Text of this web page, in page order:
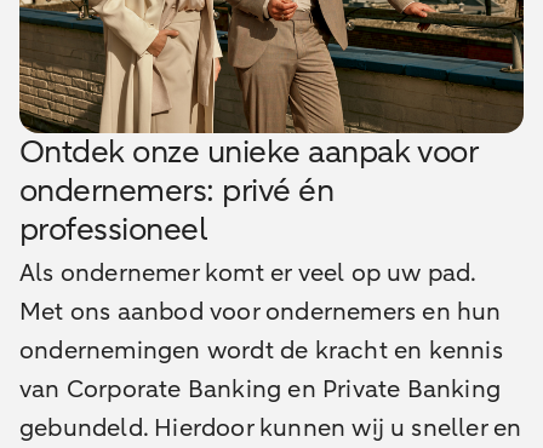
Ontdek onze unieke aanpak voor
ondernemers: privé én
professioneel
Als ondernemer komt er veel op uw pad.
Met ons aanbod voor ondernemers en hun
ondernemingen wordt de kracht en kennis
van Corporate Banking en Private Banking
gebundeld. Hierdoor kunnen wij u sneller en